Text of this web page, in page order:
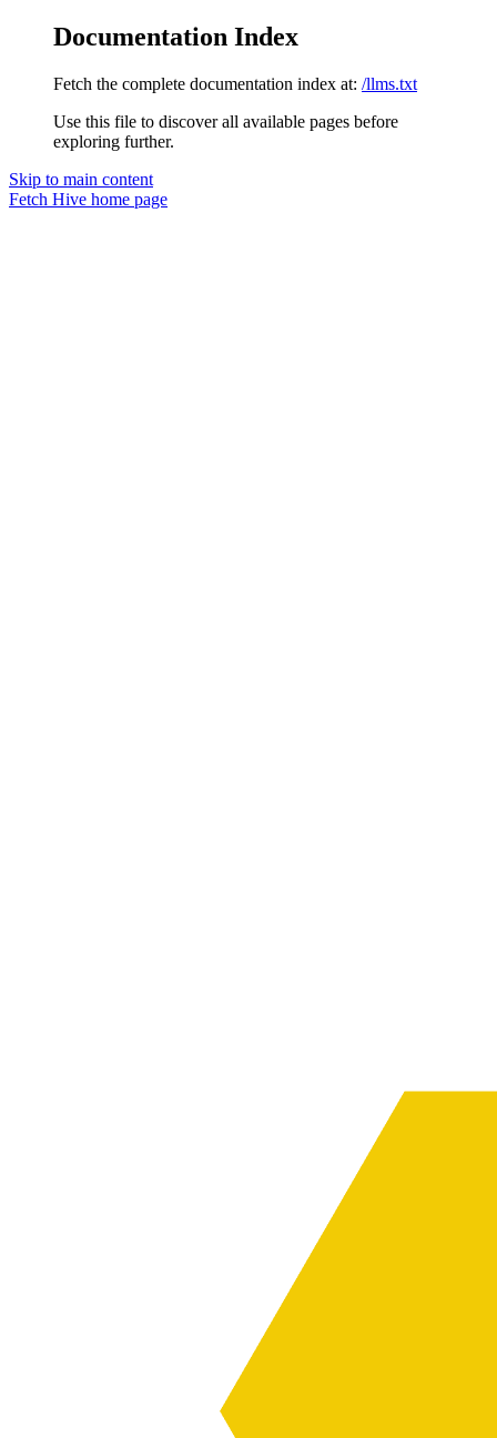
Documentation Index
Fetch the complete documentation index at: /llms.txt
Use this file to discover all available pages before
exploring further.
Skip to main content
Fetch Hive home page